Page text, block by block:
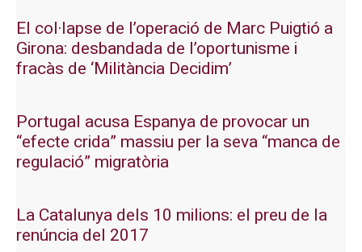
El col·lapse de l’operació de Marc Puigtió a
Girona: desbandada de l’oportunisme i
fracàs de ‘Militància Decidim’
Portugal acusa Espanya de provocar un
“efecte crida” massiu per la seva “manca de
regulació” migratòria
La Catalunya dels 10 milions: el preu de la
renúncia del 2017